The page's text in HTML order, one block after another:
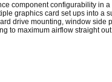
component configurability in
graphics card set ups into a
drive mounting, window side
to maximum airflow straight